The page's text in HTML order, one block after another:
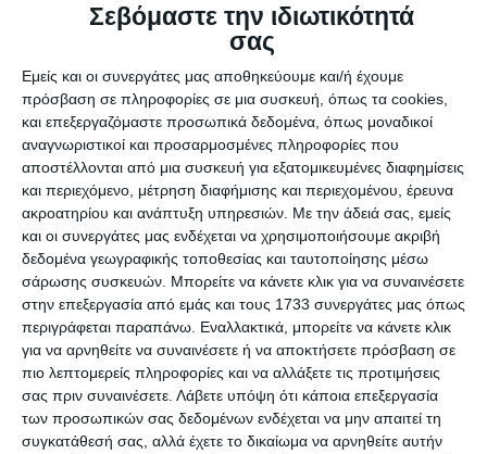
Σεβόμαστε την ιδιωτικότητά
σας
Εμείς και οι συνεργάτες μας αποθηκεύουμε και/ή έχουμε
πρόσβαση σε πληροφορίες σε μια συσκευή, όπως τα cookies,
και επεξεργαζόμαστε προσωπικά δεδομένα, όπως μοναδικοί
αναγνωριστικοί και προσαρμοσμένες πληροφορίες που
αποστέλλονται από μια συσκευή για εξατομικευμένες διαφημίσεις
και περιεχόμενο, μέτρηση διαφήμισης και περιεχομένου, έρευνα
ακροατηρίου και ανάπτυξη υπηρεσιών. Με την άδειά σας, εμείς
και οι συνεργάτες μας ενδέχεται να χρησιμοποιήσουμε ακριβή
δεδομένα γεωγραφικής τοποθεσίας και ταυτοποίησης μέσω
σάρωσης συσκευών. Μπορείτε να κάνετε κλικ για να συναινέσετε
στην επεξεργασία από εμάς και τους 1733 συνεργάτες μας όπως
περιγράφεται παραπάνω. Εναλλακτικά, μπορείτε να κάνετε κλικ
για να αρνηθείτε να συναινέσετε ή να αποκτήσετε πρόσβαση σε
πιο λεπτομερείς πληροφορίες και να αλλάξετε τις προτιμήσεις
σας πριν συναινέσετε. Λάβετε υπόψη ότι κάποια επεξεργασία
των προσωπικών σας δεδομένων ενδέχεται να μην απαιτεί τη
συγκατάθεσή σας, αλλά έχετε το δικαίωμα να αρνηθείτε αυτήν
ιστορία μου με το blogging μετράει πολλά χρόνια
Από τότε που έγινα μαμά (την πρώτη εκείνη στιγμή
που κράτησα το θετικό τεστ εγκυμοσύνης)
ξεκίνησα να ψάχνω στο διαδίκτυο τα πάντα για
τον κόσμο της μητρότητας. Στην αρχή για την
εγκυμοσύνη, μετά για τον τοκετό και αργότερα για
τα παιδιά μου και όλες τις προκλήσεις που
αντιμετωπίζαμε και αντιμετωπίζουμε
καθημερινά… Τόσο πολύ ψάχνω.. που οι φίλοι μου
με φωνάζουν GOOGLE MOM!
Το 2017 κατά την διάρκεια της 1ης μου
εγκυμοσύνης έφτιαξα το blog μουMRS MOMMY
και εκεί κατέγραφα κάθε τι καινούριο που βιώναμε
ως οικογένεια. Το 2018 μετά από σχεδόν 1 χρόνο
επιλόχειας κατάθλιψη, που κανείς δεν είχε
καταλάβει,σταματάω να γράφω…